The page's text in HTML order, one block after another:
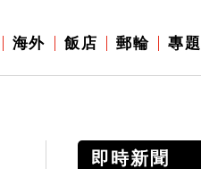
海外 飯店 郵輪 專題
即時新聞